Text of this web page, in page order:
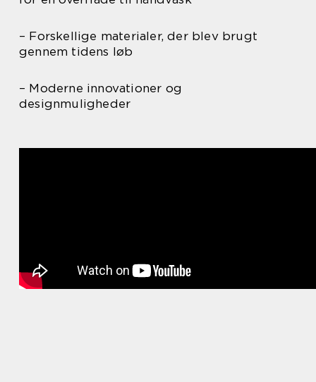
– Forskellige materialer, der blev brugt
gennem tidens løb
– Moderne innovationer og
designmuligheder